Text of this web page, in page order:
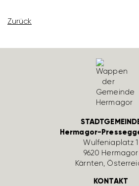
Zurück
Hermagor-
Wulfe­nia­platz 1
9620 Hermagor
Kärnten,
KONTAKT